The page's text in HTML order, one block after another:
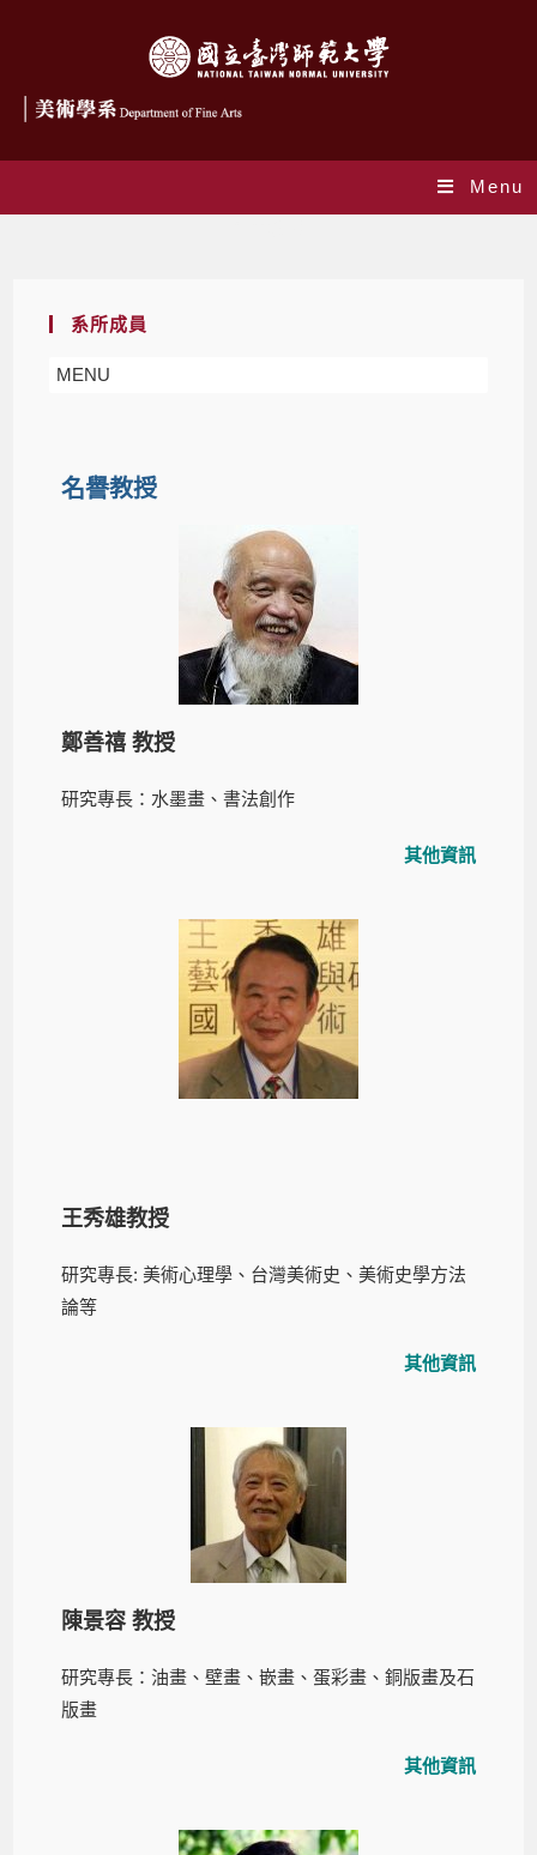
Menu
系所成員
MENU
名譽教授
鄭善禧 教授
研究專長：水墨畫、書法創作
其他資訊
王秀雄教授
研究專長: 美術心理學、台灣美術史、美術史學方法
論等
其他資訊
陳景容 教授
研究專長：油畫、壁畫、嵌畫、蛋彩畫、銅版畫及石
版畫
其他資訊